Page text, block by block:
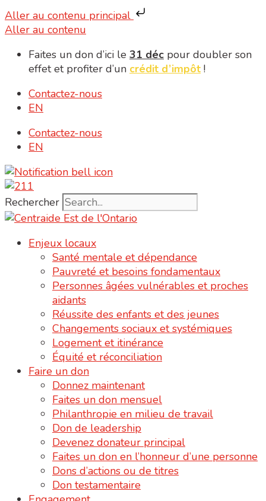
Aller au contenu principal
Aller au contenu
Faites un don d’ici le 31 déc pour doubler son
effet et profiter d’un crédit d’impôt !
Contactez-nous
EN
Contactez-nous
EN
Rechercher
Enjeux locaux
Santé mentale et dépendance
Pauvreté et besoins fondamentaux
Personnes âgées vulnérables et proches
aidants
Réussite des enfants et des jeunes
Changements sociaux et systémiques
Logement et itinérance
Équité et réconciliation
Faire un don
Donnez maintenant
Faites un don mensuel
Philanthropie en milieu de travail
Don de leadership
Devenez donateur principal
Faites un don en l’honneur d’une personne
Dons d’actions ou de titres
Don testamentaire